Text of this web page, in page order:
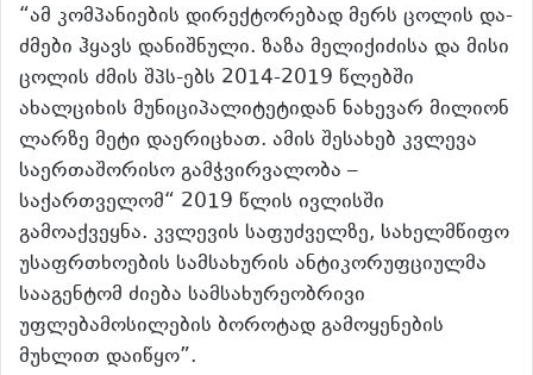
“ამ კომპანიების დირექტორებად მერს ცოლის და-
ძმები ჰყავს დანიშნული. ზაზა მელიქიძისა და მისი
ცოლის ძმის შპს-ებს 2014-2019 წლებში
ახალციხის მუნიციპალიტეტიდან ნახევარ მილიონ
ლარზე მეტი დაერიცხათ. ამის შესახებ კვლევა
საერთაშორისო გამჭვირვალობა –
საქართველომ“ 2019 წლის ივლისში
გამოაქვეყნა. კვლევის საფუძველზე, სახელმწიფო
უსაფრთხოების სამსახურის ანტიკორუფციულმა
სააგენტომ ძიება სამსახურეობრივი
უფლებამოსილების ბოროტად გამოყენების
მუხლით დაიწყო”.